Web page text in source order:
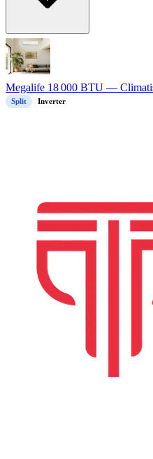
Megalife 18 000 BTU —
Split Inverter